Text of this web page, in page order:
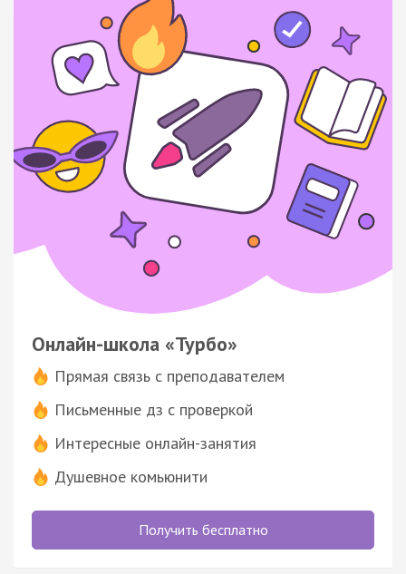
Онлайн-школа «Турбо»
Прямая связь с преподавателем
Письменные дз с проверкой
Интересные онлайн-занятия
Душевное комьюнити
Получить бесплатно